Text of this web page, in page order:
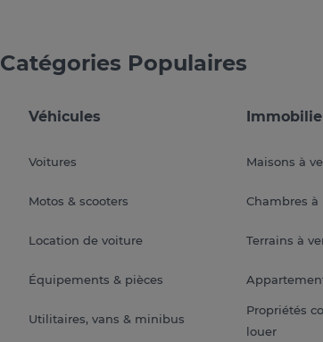
Catégories Populaires
Véhicules
Voitures
Motos & scooters
Location de voiture
Équipements & pièces
Utilitaires, vans & minibus
Maisons à
Chambres à
Terrains à
Propriétés
louer